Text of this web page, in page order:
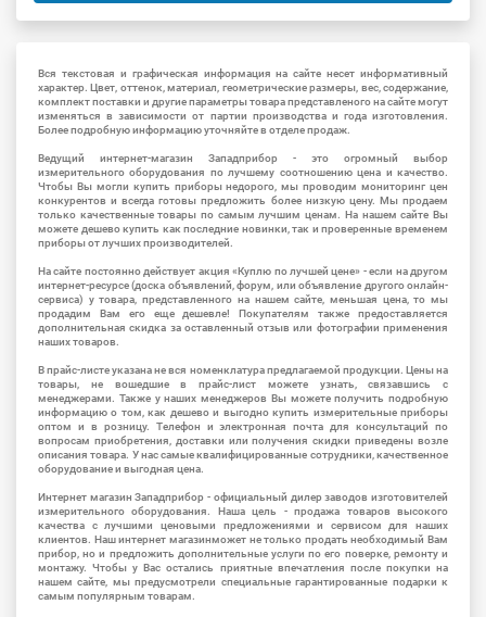
Вся текстовая и графическая информация на сайте несет информативный
характер. Цвет, оттенок, материал, геометрические размеры, вес, содержание,
комплект поставки и другие параметры товара представленого на сайте могут
изменяться в зависимости от партии производства и года изготовления.
Более подробную информацию уточняйте в отделе продаж.
Ведущий интернет-магазин Западприбор - это огромный выбор
измерительного оборудования по лучшему соотношению цена и качество.
Чтобы Вы могли купить приборы недорого, мы проводим мониторинг цен
конкурентов и всегда готовы предложить более низкую цену. Мы продаем
только качественные товары по самым лучшим ценам. На нашем сайте Вы
можете дешево купить как последние новинки, так и проверенные временем
приборы от лучших производителей.
На сайте постоянно действует акция «Куплю по лучшей цене» - если на другом
интернет-ресурсе (доска объявлений, форум, или объявление другого онлайн-
сервиса) у товара, представленного на нашем сайте, меньшая цена, то мы
продадим Вам его еще дешевле! Покупателям также предоставляется
дополнительная скидка за оставленный отзыв или фотографии применения
наших товаров.
В прайс-листе указана не вся номенклатура предлагаемой продукции. Цены на
товары, не вошедшие в прайс-лист можете узнать, связавшись с
менеджерами. Также у наших менеджеров Вы можете получить подробную
информацию о том, как дешево и выгодно купить измерительные приборы
оптом и в розницу. Телефон и электронная почта для консультаций по
вопросам приобретения, доставки или получения скидки приведены возле
описания товара. У нас самые квалифицированные сотрудники, качественное
оборудование и выгодная цена.
Интернет магазин Западприбор - официальный дилер заводов изготовителей
измерительного оборудования. Наша цель - продажа товаров высокого
качества с лучшими ценовыми предложениями и сервисом для наших
клиентов. Наш интернет магазинможет не только продать необходимый Вам
прибор, но и предложить дополнительные услуги по его поверке, ремонту и
монтажу. Чтобы у Вас остались приятные впечатления после покупки на
нашем сайте, мы предусмотрели специальные гарантированные подарки к
самым популярным товарам.